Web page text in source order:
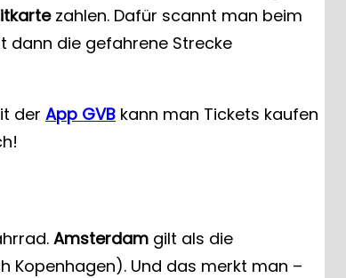
zahlen. Dafür scannt man beim
dann die gefahrene Strecke
der App GVB kann man Tickets kaufen
Amsterdam gilt als die
Kopenhagen). Und das merkt man –